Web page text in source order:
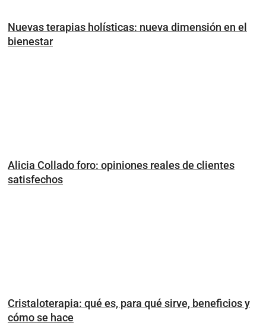
Nuevas terapias holísticas: nueva dimensión en el
bienestar
Alicia Collado foro: opiniones reales de clientes
satisfechos
Cristaloterapia: qué es, para qué sirve, beneficios y
cómo se hace